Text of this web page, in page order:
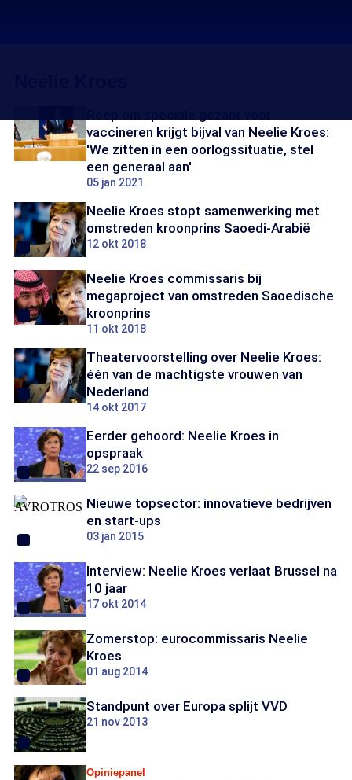
vaccineren krijgt bijval van Neelie Kroes:
'We zitten in een oorlogssituatie, stel
een generaal aan'
05 jan 2021
Neelie Kroes stopt samenwerking met
omstreden kroonprins Saoedi-Arabië
12 okt 2018
Neelie Kroes commissaris bij
megaproject van omstreden Saoedische
kroonprins
11 okt 2018
Theatervoorstelling over Neelie Kroes:
één van de machtigste vrouwen van
Nederland
14 okt 2017
Eerder gehoord: Neelie Kroes in
opspraak
22 sep 2016
Nieuwe topsector: innovatieve bedrijven
en start-ups
03 jan 2015
Interview: Neelie Kroes verlaat Brussel na
10 jaar
17 okt 2014
Zomerstop: eurocommissaris Neelie
Kroes
01 aug 2014
Standpunt over Europa splijt VVD
21 nov 2013
Opiniepanel